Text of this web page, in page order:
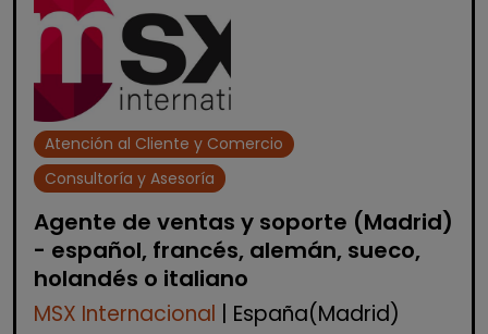
Atención al Cliente y Comercio
Consultoría y Asesoría
Agente de ventas y soporte (Madrid)
- español, francés, alemán, sueco,
holandés o italiano
MSX Internacional | España(Madrid)